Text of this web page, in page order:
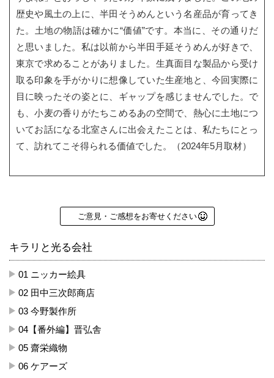
歴史や風土の上に、半田そうめんという名産品が育ってき
た。土地の物語は確かに“価値”です。本当に、その通りだ
と思いました。私は以前から半田手延そうめんが好きで、
東京で求めることがありました。生真面目な製品から受け
取る印象を手がかりに想像していた生産地と、今回実際に
目に映ったその姿とに、ギャップを感じませんでした。で
も、小麦の香りがたちこめるあの空間で、熱心に土地につ
いてお話になる北室さんに出会えたことは、私たちにとっ
て、訪れてこそ得られる価値でした。（2024年5月取材）
ご意見・ご感想をお寄せください
キラリと光る会社
01 ニッカー絵具
02 田中三次郎商店
03 今野製作所
04【番外編】晋弘舎
05 齋栄織物
06 ケアーズ